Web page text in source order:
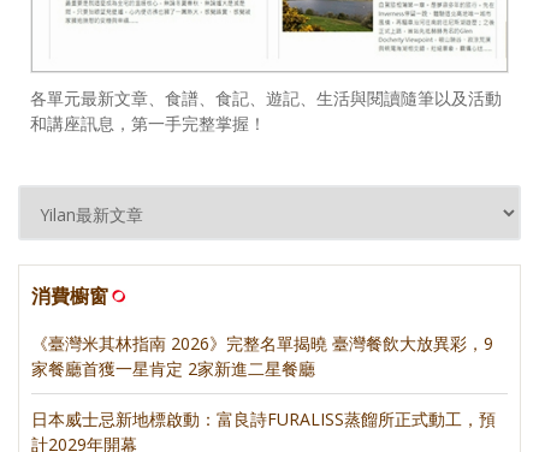
各單元最新文章、食譜、食記、遊記、生活與閱讀隨筆以及活動
和講座訊息，第一手完整掌握！
消費櫥窗
《臺灣米其林指南 2026》完整名單揭曉 臺灣餐飲大放異彩，9
家餐廳首獲一星肯定 2家新進二星餐廳
日本威士忌新地標啟動：富良詩FURALISS蒸餾所正式動工，預
計2029年開幕